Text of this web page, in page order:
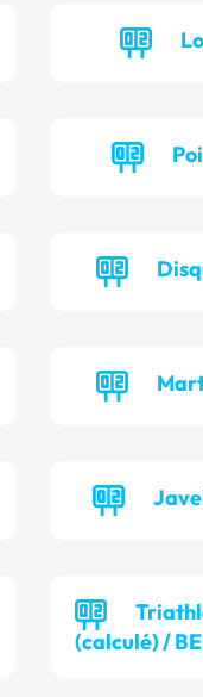
(calculé) /